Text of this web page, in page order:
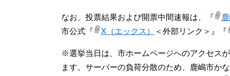
なお、投票結果および開票中間速報は、『
市公式『
X（エックス） ＜外部リンク＞ 』『
※選挙当日は、市ホームページへのアクセス
ます。サーバーの負荷分散のため、鹿嶋市か